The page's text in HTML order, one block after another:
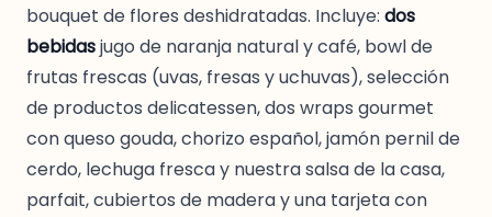
bouquet de flores deshidratadas. Incluye: dos
bebidasjugo de naranja natural y café, bowl de
frutas frescas (uvas, fresas y uchuvas), selección
de productos delicatessen, dos wraps gourmet
con queso gouda, chorizo español, jamón pernil de
cerdo, lechuga fresca y nuestra salsa de la casa,
parfait, cubiertos de madera y una tarjeta con